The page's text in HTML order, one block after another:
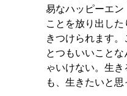
易なハッピーエ
ことを放り出し
きつけられます
とつもいいこと
ゃいけない。生
も、生きたいと思